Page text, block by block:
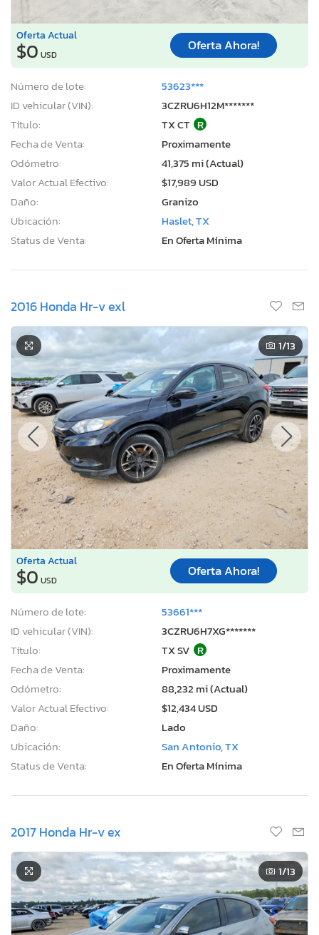
Oferta Actual
$0 USD
Oferta Ahora!
Número de lote:
53623***
ID vehicular (VIN):
3CZRU6H12M*******
Título:
TX CT R
Fecha de Venta:
Proximamente
Odómetro:
41,375 mi (Actual)
Valor Actual Efectivo:
$17,989 USD
Daño:
Granizo
Ubicación:
Haslet, TX
Status de Venta:
En Oferta Mínima
2016 Honda Hr-v exl
1/13
Oferta Actual
$0 USD
Oferta Ahora!
Número de lote:
53661***
ID vehicular (VIN):
3CZRU6H7XG*******
Título:
TX SV R
Fecha de Venta:
Proximamente
Odómetro:
88,232 mi (Actual)
Valor Actual Efectivo:
$12,434 USD
Daño:
Lado
Ubicación:
San Antonio, TX
Status de Venta:
En Oferta Mínima
2017 Honda Hr-v ex
1/13